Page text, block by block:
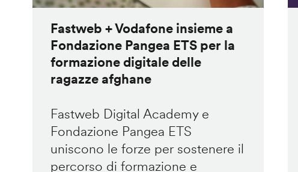
Fastweb + Vodafone insieme a
Fondazione Pangea ETS per la
formazione digitale delle
ragazze afghane
Fastweb Digital Academy e
Fondazione Pangea ETS
uniscono le forze per sostenere il
percorso di formazione e